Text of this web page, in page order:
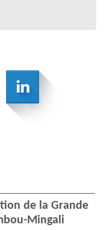
de la Grande
Mingali